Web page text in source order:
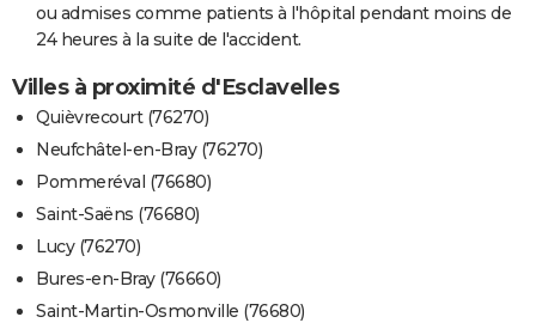
ou admises comme patients à l'hôpital pendant moins de
24 heures à la suite de l'accident.
Villes à proximité d'Esclavelles
Quièvrecourt (76270)
Neufchâtel-en-Bray (76270)
Pommeréval (76680)
Saint-Saëns (76680)
Lucy (76270)
Bures-en-Bray (76660)
Saint-Martin-Osmonville (76680)